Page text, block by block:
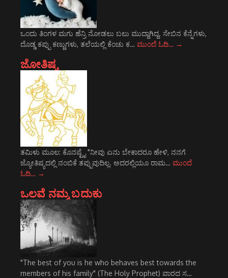
ಒಂದು ತಿಂಗಳ ಮಗು ಹೆನ್ರಿ ನೋಡಲು ಬಲು ಮುದ್ದಾಗಿದ್ದ. ಸೇಬಿನ ಕೆನ್ನೆಗಳು,
ದೊಡ್ಡ ಕಪ್ಪು ಕಣ್ಣುಗಳು, ತಲೆಯಲ್ಲಿ ಕೆಂಚು ಕ… ಮುಂದೆ ಓದಿ… →
ಜೋತಿಷ್ಯ
ತಮಿಳು ಮೂಲ: ಕೊನಷ್ಟೈ "ನೀವು ಏನು ಬೇಕಾದರೂ ಹೇಳಿ, ನನಗೆ
ಜ್ಯೋತಿಷ್ಯದಲ್ಲಿ ನಂಬಿಕೆ ತಪ್ಪುವುದಿಲ್ಲ. ಅದರಲ್ಲಿಯೂ ರಾಮ… ಮುಂದೆ
ಓದಿ… →
ಒಲವೆ ನಮ್ಮ ಬದುಕು
"The best of you is he who behaves best towards the
members of his family" (The Holy Prophet) ವಾರದ ಸ…